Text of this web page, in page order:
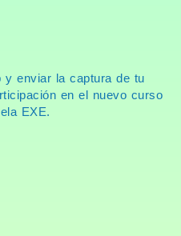
y enviar la captura de tu
en el nuevo curso
EXE.